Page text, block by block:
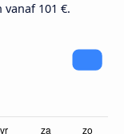
101 €.